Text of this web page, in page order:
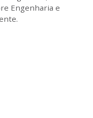
Engenharia e